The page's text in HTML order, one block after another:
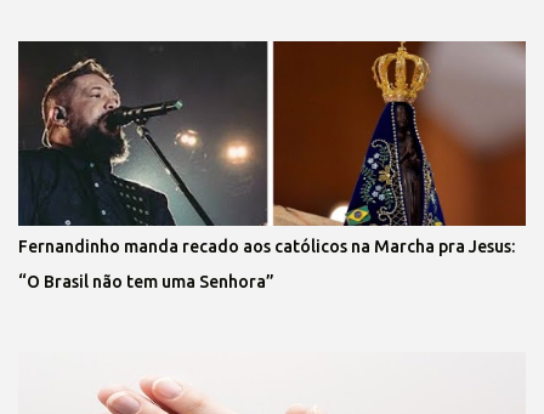
Fernandinho manda recado aos católicos na Marcha pra Jesus:
“O Brasil não tem uma Senhora”